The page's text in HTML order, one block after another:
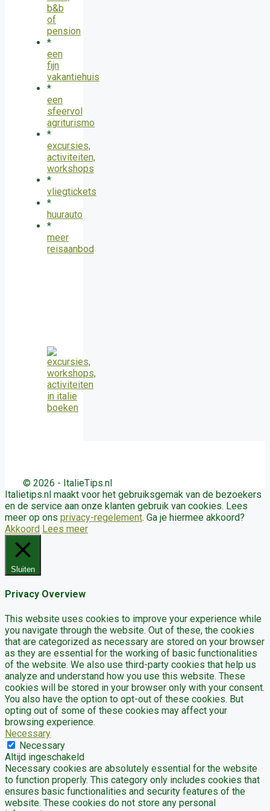
b&b
of
pension
*
een
fijn
vakantiehuis
*
een
sfeervol
agriturismo
*
excursies,
activiteiten,
workshops
*
vliegtickets
*
huurauto
*
meer
reisaanbod
© 2026 - ItalieTips.nl
Italietips.nl maakt voor het gebruiksgemak van de bezoekers
en de service aan onze klanten gebruik van cookies. Lees
meer op ons privacy-regelement. Ga je hiermee akkoord?
Akkoord Lees meer
Sluiten
Privacy Overview
This website uses cookies to improve your experience while
you navigate through the website. Out of these, the cookies
that are categorized as necessary are stored on your browser
as they are essential for the working of basic functionalities
of the website. We also use third-party cookies that help us
analyze and understand how you use this website. These
cookies will be stored in your browser only with your consent.
You also have the option to opt-out of these cookies. But
opting out of some of these cookies may affect your
browsing experience.
Necessary
Necessary
Altijd ingeschakeld
Necessary cookies are absolutely essential for the website
to function properly. This category only includes cookies that
ensures basic functionalities and security features of the
website. These cookies do not store any personal